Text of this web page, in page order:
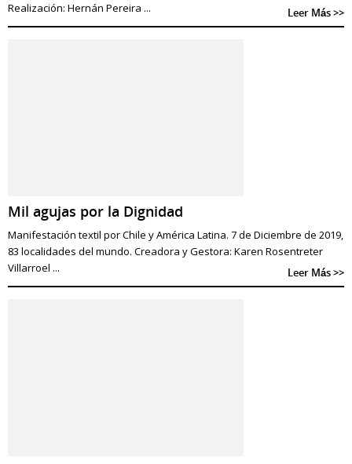
Realización: Hernán Pereira ... Leer Más >>
Mil agujas por la Dignidad
Manifestación textil por Chile y América Latina. 7 de Diciembre de 2019,
83 localidades del mundo. Creadora y Gestora: Karen Rosentreter
Villarroel ...
Leer Más >>